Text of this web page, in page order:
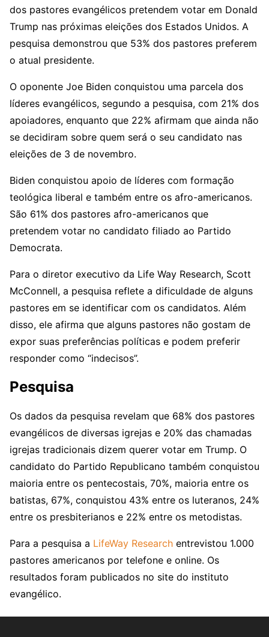
dos pastores evangélicos pretendem votar em Donald
Trump nas próximas eleições dos Estados Unidos. A
pesquisa demonstrou que 53% dos pastores preferem
o atual presidente.
O oponente Joe Biden conquistou uma parcela dos
líderes evangélicos, segundo a pesquisa, com 21% dos
apoiadores, enquanto que 22% afirmam que ainda não
se decidiram sobre quem será o seu candidato nas
eleições de 3 de novembro.
Biden conquistou apoio de líderes com formação
teológica liberal e também entre os afro-americanos.
São 61% dos pastores afro-americanos que
pretendem votar no candidato filiado ao Partido
Democrata.
Para o diretor executivo da Life Way Research, Scott
McConnell, a pesquisa reflete a dificuldade de alguns
pastores em se identificar com os candidatos. Além
disso, ele afirma que alguns pastores não gostam de
expor suas preferências políticas e podem preferir
responder como “indecisos”.
Pesquisa
Os dados da pesquisa revelam que 68% dos pastores
evangélicos de diversas igrejas e 20% das chamadas
igrejas tradicionais dizem querer votar em Trump. O
candidato do Partido Republicano também conquistou
maioria entre os pentecostais, 70%, maioria entre os
batistas, 67%, conquistou 43% entre os luteranos, 24%
entre os presbiterianos e 22% entre os metodistas.
Para a pesquisa a LifeWay Research entrevistou 1.000
pastores americanos por telefone e online. Os
resultados foram publicados no site do instituto
evangélico.